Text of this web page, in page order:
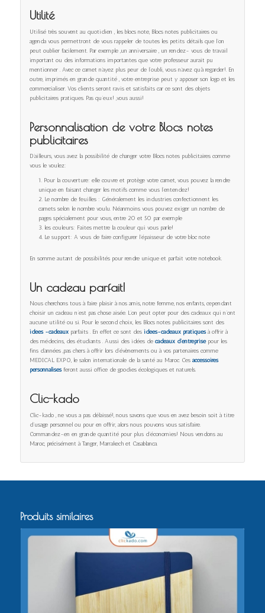
Utilité
Utilisé très souvent au quotidien , les blocs note, Blocs notes publicitaires ou
agenda vous permettront de vous rappeler de toutes les petits détails que l’on
peut oublier facilement. Par exemple ,un anniversaire , un rendez- vous de travail
important ou des informations importantes que votre professeur aurait pu
mentionner . Avec ce carnet n’ayez plus peur de l’oubli, vous n’avez qu’à regarder!. En
outre, imprimés en grande quantité , votre entreprise peut y apposer son logo et les
commercialiser. Vos clients seront ravis et satisfaits car ce sont des objets
publicitaires pratiques. Pas qu’eux! ,vous aussi!
Personnalisation de votre Blocs notes
publicitaires
D’ailleurs, vous avez la possibilité de changer votre Blocs notes publicitaires comme
vous le voulez:
Pour la couverture: elle couvre et protège votre carnet, vous pouvez la rendre
unique en faisant changer les motifs comme vous l’entendez!
Le nombre de feuilles : Généralement les industries confectionnent les
carnets selon le nombre voulu. Néanmoins vous pouvez exiger un nombre de
pages spécialement pour vous, entre 20 et 50 par exemple
les couleurs: Faites mettre la couleur qui vous parle!
Le support: A vous de faire configurer l’épaisseur de votre bloc note
En somme autant de possibilités pour rendre unique et parfait votre notebook.
Un cadeau parfait!
Nous cherchons tous à faire plaisir à nos amis, notre femme, nos enfants, cependant
choisir un cadeau n’est pas chose aisée. L’on peut opter pour des cadeaux qui n’ont
aucune utilité ou si. Pour le second choix, les Blocs notes publicitaires sont des
idées -cadeaux parfaits . En effet ce sont desidées-cadeaux pratiquesà offrir à
des médecins, des étudiants . Aussi des idées de cadeaux d’entreprise pour les
fins d’années ,pas chers à offrir lors d’évènements ou à vos partenaires comme
MEDICAL EXPO, le salon internationale de la santé au Maroc. Ces accessoires
personnalisésferont aussi office de goodies écologiques et naturels.
Clic-kado
Clic-kado , ne vous a pas délaissé!, nous savons que vous en avez besoin soit à titre
d’usage personnel ou pour en offrir, alors nous pouvons vous satisfaire.
Commandez-en en grande quantité pour plus d’économies! Nous vendons au
Maroc, précisément à Tanger, Marrakech et Casablanca.
Produits similaires